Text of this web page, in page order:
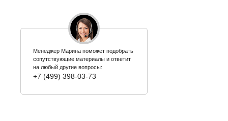
Менеджер Марина поможет подобрать
сопутствующие материалы и ответит
на любый другие вопросы:
+7 (499) 398-03-73